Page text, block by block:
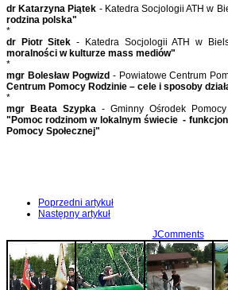
dr Katarzyna Piątek - Katedra Socjologii ATH w
rodzina polska"
*
dr Piotr Sitek - Katedra Socjologii ATH w
moralności w kulturze mass mediów"
*
mgr Bolesław Pogwizd - Powiatowe Centrum
Centrum Pomocy Rodzinie – cele i sposoby
*
mgr Beata Szypka - Gminny Ośrodek
"Pomoc rodzinom w lokalnym świecie -
Pomocy Społecznej"
Poprzedni artykuł
Następny artykuł
JComments